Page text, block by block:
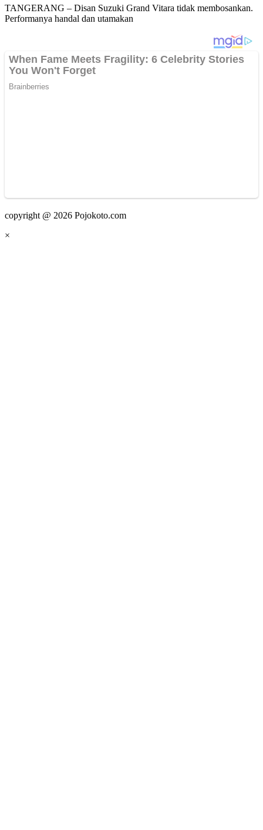
TANGERANG – Disan Suzuki Grand Vitara tidak membosankan.
Performanya handal dan utamakan
copyright @ 2026 Pojokoto.com
×